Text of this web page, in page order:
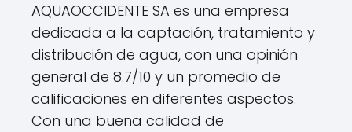
AQUAOCCIDENTE SA es una empresa
dedicada a la captación, tratamiento y
distribución de agua, con una opinión
general de 8.7/10 y un promedio de
calificaciones en diferentes aspectos.
Con una buena calidad de